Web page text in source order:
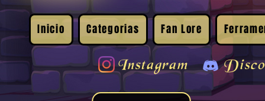
Inicio Categorias Fan Lore
Instagram